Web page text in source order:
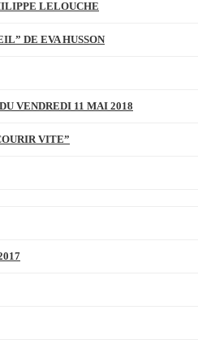
LELOUCHE
DE EVA HUSSON
VENDREDI 11 MAI 2018
VITE”